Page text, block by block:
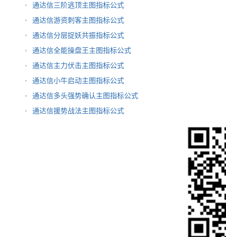
通达信三阶逃顶主图指标公式
通达信游资刺客主图指标公式
通达信分层捉妖共振指标公式
通达信全能操盘王主图指标公式
通达信主力伏击主图指标公式
通达信小牛启动主图指标公式
通达信多头强势确认主图指标公式
通达信援势战法主图指标公式